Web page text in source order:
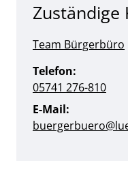
Zuständige
Team Bürgerbüro
Telefon:
05741 276-810
E-Mail: